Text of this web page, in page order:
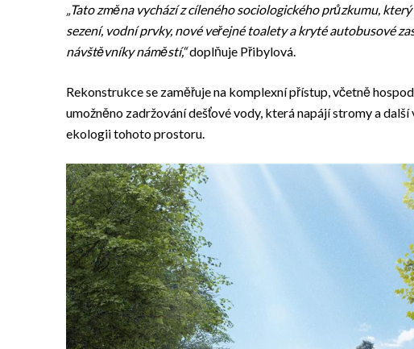
„Tato změna vychází z cíleného sociologického průzkumu,
sezení, vodní prvky, nové veřejné toalety a kryté autobusové
návštěvníky náměstí,“doplňuje Přibylová.
Rekonstrukce se zaměřuje na komplexní přístup, včetně
umožněno zadržování dešťové vody, která napájí stromy a
ekologii tohoto prostoru.